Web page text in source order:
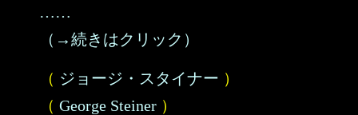
……
（→続きはクリック）
（ ジョージ・スタイナー ）
（ George Steiner ）